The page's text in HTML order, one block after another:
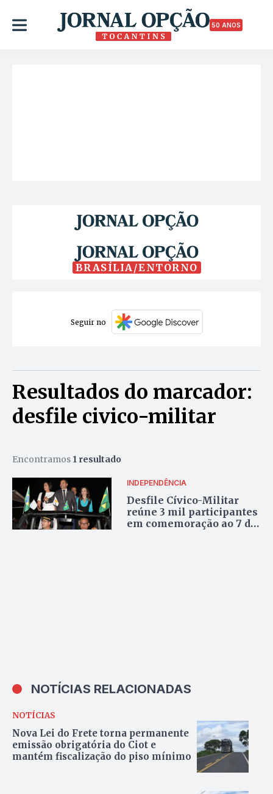
50 ANOS
BRASÍLIA/ENTORNO
Seguir no
Resultados do marcador:
desfile civico-militar
Encontramos 1 resultado
INDEPENDÊNCIA
Desfile Cívico-Militar
reúne 3 mil participantes
em comemoração ao 7 de
NOTÍCIAS RELACIONADAS
NOTÍCIAS
Nova Lei do Frete torna permanente
emissão obrigatória do Ciot e
mantém fiscalização do piso mínimo